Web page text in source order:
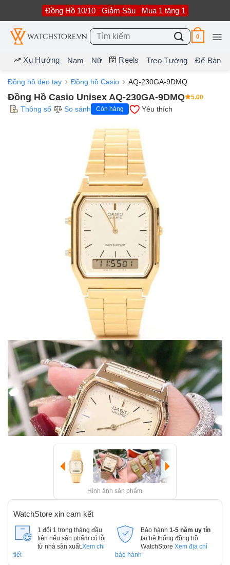
nội
dung
Đồng Hồ 10/10 Giảm Sâu Mua 1 tặng 1
Tìm
kiếm:
0
Xu Hướng Nam Nữ Reels Treo Tường Để Bàn
Đồng hồ đeo tay Đồng hồ Casio AQ-230GA-9DMQ
Đồng Hồ Casio Unisex AQ-230GA-9DMQ 5.00
Thông số So sánh Còn hàng Yêu thích
Hình ảnh sản phẩm
WatchStore xin cam kết
1 đổi 1 trong tháng đầu
tiên nếu sản phẩm có lỗi
từ nhà sản xuất. Xem chi
tiết
Bảo hành 1-5 năm uy tín
tại hệ thống đồng hồ
WatchStore Xem địa chỉ
bảo hành